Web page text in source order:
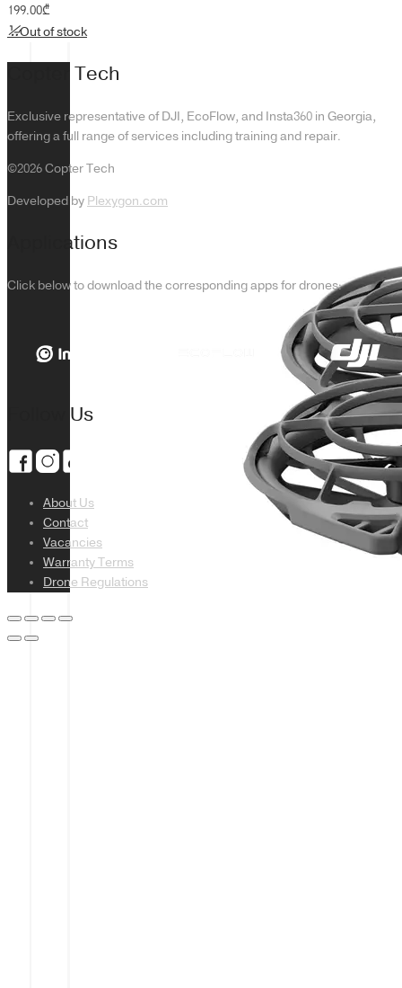
199.00₾
Out of stock
Copter Tech
Exclusive representative of DJI, EcoFlow, and Insta360 in Georgia,
offering a full range of services including training and repair.
©2026 Copter Tech
Developed by Plexygon.com
Applications
Click below to download the corresponding apps for drones:
Follow Us
About Us
Contact
Vacancies
Warranty Terms
Drone Regulations